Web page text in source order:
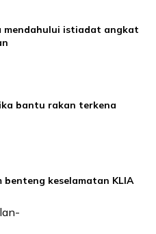
mendahului istiadat angkat
bantu rakan terkena
benteng keselamatan KLIA